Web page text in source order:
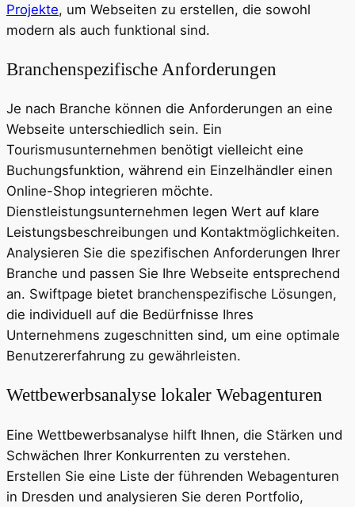
Projekte, um Webseiten zu erstellen, die sowohl
modern als auch funktional sind.
Branchenspezifische Anforderungen
Je nach Branche können die Anforderungen an eine
Webseite unterschiedlich sein. Ein
Tourismusunternehmen benötigt vielleicht eine
Buchungsfunktion, während ein Einzelhändler einen
Online-Shop integrieren möchte.
Dienstleistungsunternehmen legen Wert auf klare
Leistungsbeschreibungen und Kontaktmöglichkeiten.
Analysieren Sie die spezifischen Anforderungen Ihrer
Branche und passen Sie Ihre Webseite entsprechend
an. Swiftpage bietet branchenspezifische Lösungen,
die individuell auf die Bedürfnisse Ihres
Unternehmens zugeschnitten sind, um eine optimale
Benutzererfahrung zu gewährleisten.
Wettbewerbsanalyse lokaler Webagenturen
Eine Wettbewerbsanalyse hilft Ihnen, die Stärken und
Schwächen Ihrer Konkurrenten zu verstehen.
Erstellen Sie eine Liste der führenden Webagenturen
in Dresden und analysieren Sie deren Portfolio,